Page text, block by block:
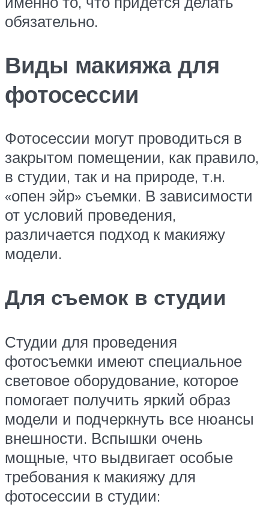
обязательно.
Виды макияжа для
фотосессии
Фотосессии могут проводиться в
закрытом помещении, как правило,
в студии, так и на природе, т.н.
«опен эйр» съемки. В зависимости
от условий проведения,
различается подход к макияжу
модели.
Для съемок в студии
Студии для проведения
фотосъемки имеют специальное
световое оборудование, которое
помогает получить яркий образ
модели и подчеркнуть все нюансы
внешности. Вспышки очень
мощные, что выдвигает особые
требования к макияжу для
фотосессии в студии: